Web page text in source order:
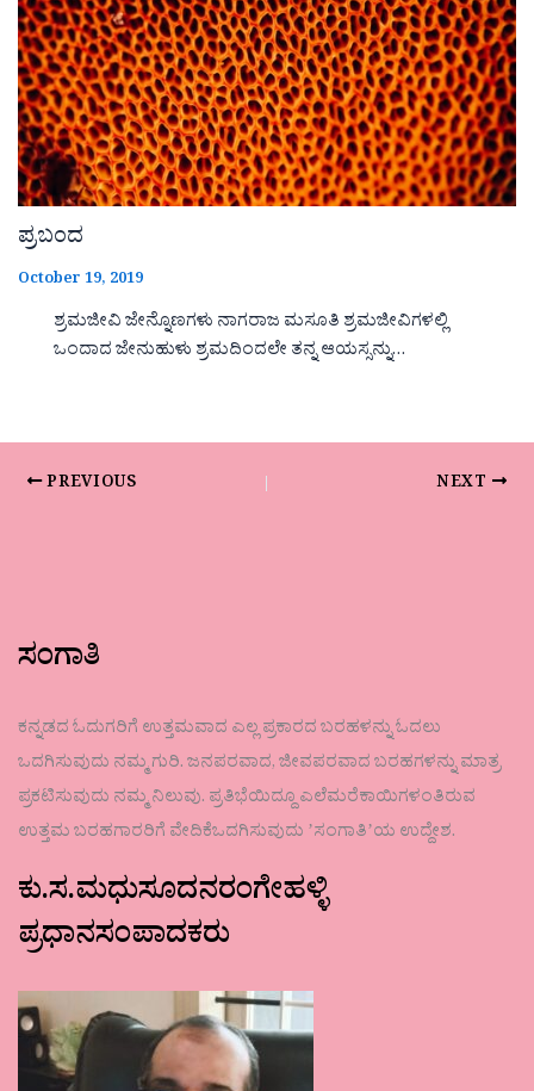
ಪ್ರಬಂದ
October 19, 2019
ಶ್ರಮಜೀವಿ ಜೇನ್ನೊಣಗಳು ನಾಗರಾಜ ಮಸೂತಿ ಶ್ರಮಜೀವಿಗಳಲ್ಲಿ
ಒಂದಾದ ಜೇನುಹುಳು ಶ್ರಮದಿಂದಲೇ ತನ್ನ ಆಯಸ್ಸನ್ನು…
PREVIOUS NEXT
ಸಂಗಾತಿ
ಕನ್ನಡದ ಓದುಗರಿಗೆ ಉತ್ತಮವಾದ ಎಲ್ಲ ಪ್ರಕಾರದ ಬರಹಳನ್ನು ಓದಲು
ಒದಗಿಸುವುದು ನಮ್ಮ ಗುರಿ. ಜನಪರವಾದ, ಜೀವಪರವಾದ ಬರಹಗಳನ್ನು ಮಾತ್ರ
ಪ್ರಕಟಿಸುವುದು ನಮ್ಮ ನಿಲುವು. ಪ್ರತಿಭೆಯಿದ್ದೂ ಎಲೆಮರೆಕಾಯಿಗಳಂತಿರುವ
ಉತ್ತಮ ಬರಹಗಾರರಿಗೆ ವೇದಿಕೆಒದಗಿಸುವುದು ʼಸಂಗಾತಿʼಯ ಉದ್ದೇಶ.
ಕು.ಸ.ಮಧುಸೂದನರಂಗೇಹಳ್ಳಿ
ಪ್ರಧಾನಸಂಪಾದಕರು